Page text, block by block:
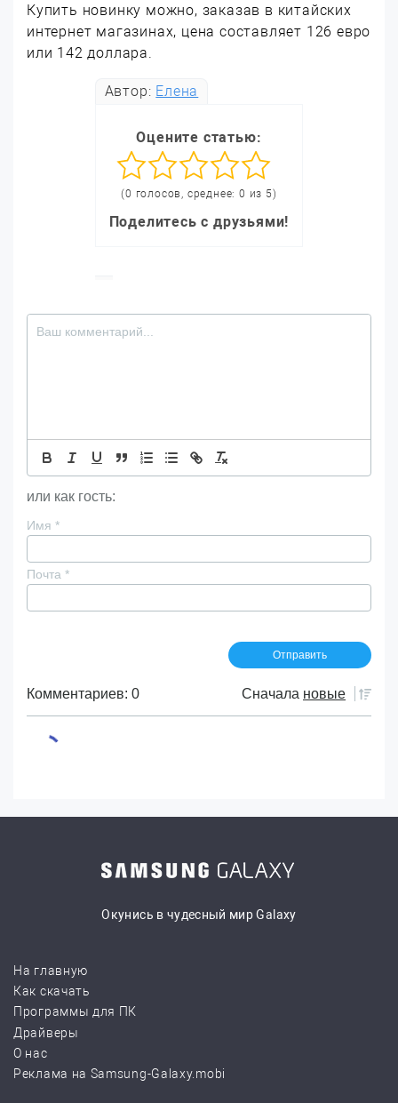
Купить новинку можно, заказав в китайских
интернет магазинах, цена составляет 126 евро
или 142 доллара.
Автор: Елена
Оцените статью:
(0 голосов, среднее: 0 из 5)
Поделитесь с друзьями!
или как гость:
Имя *
Почта *
Комментариев: 0 Сначала новые
Окунись в чудесный мир Galaxy
На главную
Как скачать
Программы для ПК
Драйверы
О нас
Реклама на Samsung-Galaxy.mobi